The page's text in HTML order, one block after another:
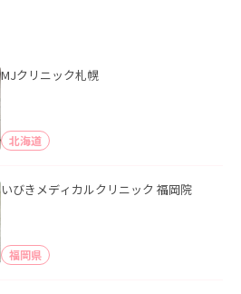
MJクリニック札幌
北海道
いびきメディカルクリニック 福岡院
福岡県